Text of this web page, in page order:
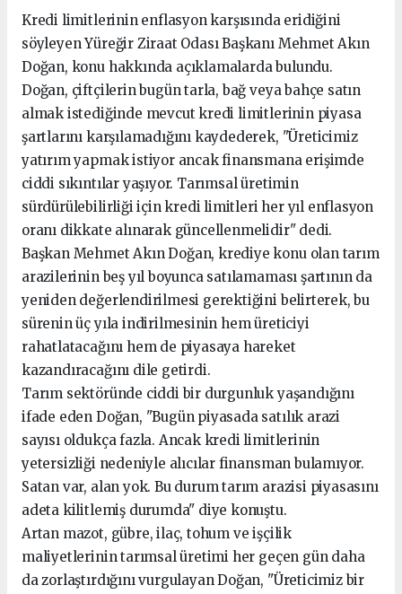
Kredi limitlerinin enflasyon karşısında eridiğini
söyleyen Yüreğir Ziraat Odası Başkanı Mehmet Akın
Doğan, konu hakkında açıklamalarda bulundu.
Doğan, çiftçilerin bugün tarla, bağ veya bahçe satın
almak istediğinde mevcut kredi limitlerinin piyasa
şartlarını karşılamadığını kaydederek, "Üreticimiz
yatırım yapmak istiyor ancak finansmana erişimde
ciddi sıkıntılar yaşıyor. Tarımsal üretimin
sürdürülebilirliği için kredi limitleri her yıl enflasyon
oranı dikkate alınarak güncellenmelidir" dedi.
Başkan Mehmet Akın Doğan, krediye konu olan tarım
arazilerinin beş yıl boyunca satılamaması şartının da
yeniden değerlendirilmesi gerektiğini belirterek, bu
sürenin üç yıla indirilmesinin hem üreticiyi
rahatlatacağını hem de piyasaya hareket
kazandıracağını dile getirdi.
Tarım sektöründe ciddi bir durgunluk yaşandığını
ifade eden Doğan, "Bugün piyasada satılık arazi
sayısı oldukça fazla. Ancak kredi limitlerinin
yetersizliği nedeniyle alıcılar finansman bulamıyor.
Satan var, alan yok. Bu durum tarım arazisi piyasasını
adeta kilitlemiş durumda" diye konuştu.
Artan mazot, gübre, ilaç, tohum ve işçilik
maliyetlerinin tarımsal üretimi her geçen gün daha
da zorlaştırdığını vurgulayan Doğan, "Üreticimiz bir